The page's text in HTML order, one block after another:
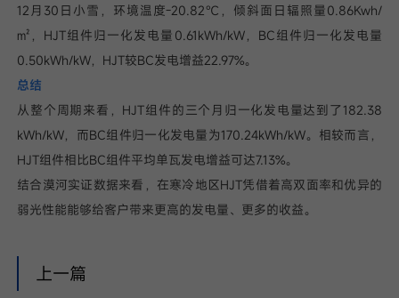
12月30日小雪，环境温度-20.82℃，倾斜面日辐照量0.86Kwh/
㎡，HJT组件归一化发电量0.61kWh/kW，BC组件归一化发电量
0.50kWh/kW，HJT较BC发电增益22.97%。
总结
从整个周期来看，HJT组件的三个月归一化发电量达到了182.38
kWh/kW，而BC组件归一化发电量为170.24kWh/kW。相较而言，
HJT组件相比BC组件平均单瓦发电增益可达7.13%。
结合漠河实证数据来看，在寒冷地区HJT凭借着高双面率和优异的
弱光性能能够给客户带来更高的发电量、更多的收益。
上一篇